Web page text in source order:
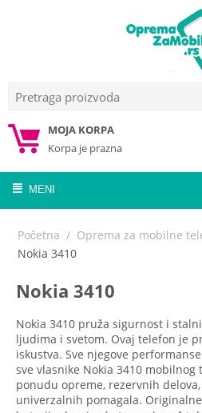
MOJA KORPA
Korpa je prazna
MENI
Početna / Oprema za mobilne
Nokia 3410
Nokia 3410
Nokia 3410 pruža sigurnost i
ljudima i svetom. Ovaj telefon je
iskustva. Sve njegove
sve vlasnike Nokia 3410
ponudu opreme, rezervnih
univerzalnih pomagala.